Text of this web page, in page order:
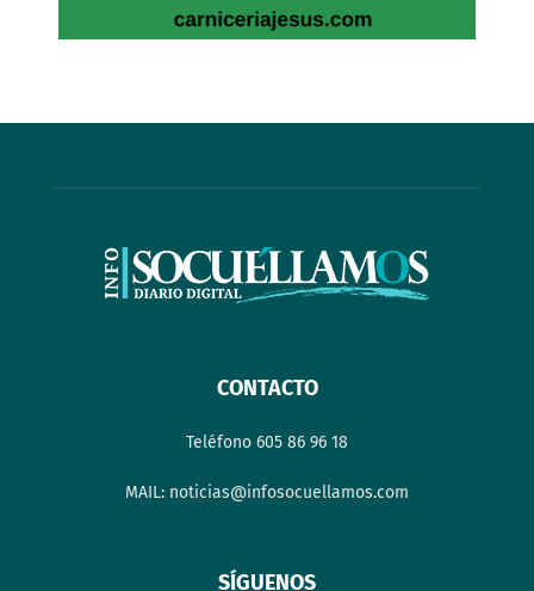
CONTACTO
Teléfono 605 86 96 18
MAIL: noticias@infosocuellamos.com
SÍGUENOS